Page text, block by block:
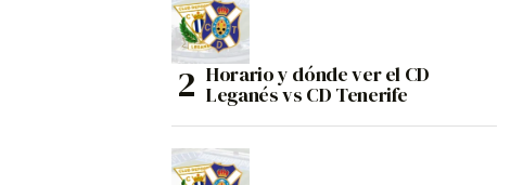
Horario y dónde ver el CD
Leganés vs CD Tenerife